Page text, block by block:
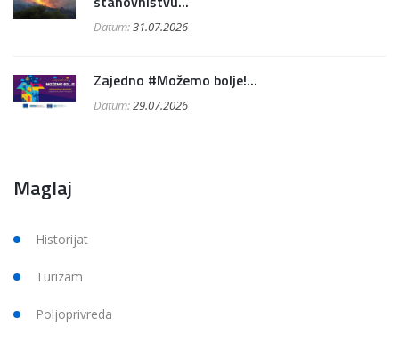
Datum:31.07.2026
Zajedno #Možemo bolje!...
Datum:29.07.2026
Maglaj
Historijat
Turizam
Poljoprivreda